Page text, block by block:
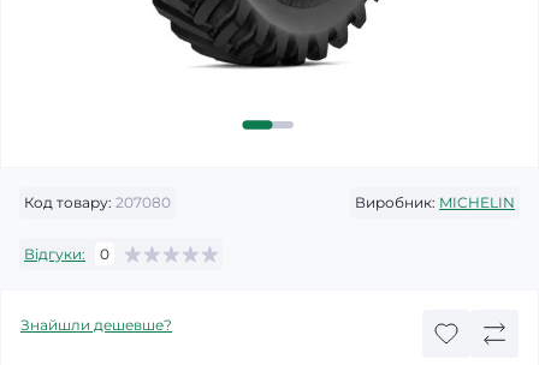
Код товару: 207080 Виробник: MICHELIN
Відгуки: 0
Знайшли дешевше?